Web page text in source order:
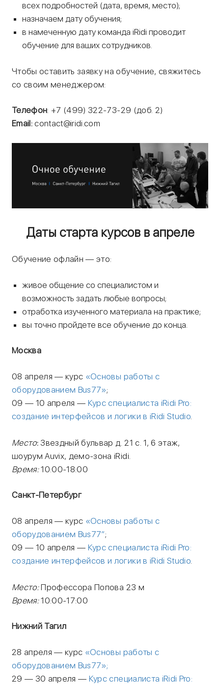
всех подробностей (дата, время, место);
назначаем дату обучения;
в намеченную дату команда iRidi проводит
обучение для ваших сотрудников.
Чтобы оставить заявку на обучение, свяжитесь
со своим менеджером:
Телефон: +7 (499) 322-73-29 (доб. 2)
Email: contact@iridi.com
Даты старта курсов в апреле
Обучение офлайн — это:
живое общение со специалистом и
возможность задать любые вопросы;
отработка изученного материала на практике;
вы точно пройдете все обучение до конца.
Москва
08 апреля — курс «Основы работы с
оборудованием Bus77»;
09 — 10 апреля — Курс специалиста iRidi Pro:
создание интерфейсов и логики в iRidi Studio.
Место: Звездный бульвар д. 21 с. 1, 6 этаж,
шоурум Auvix, демо-зона iRidi.
Время:10:00-18:00
Санкт-Петербург
08 апреля — курс «Основы работы с
оборудованием Bus77″;
09 — 10 апреля — Курсспециалиста iRidi Pro:
создание интерфейсов и логики в iRidi Studio.
Место:Профессора Попова 23 м
Время:10:00-17:00
Нижний Тагил
28 апреля — курс «Основы работы с
оборудованием Bus77»;
29 — 30 апреля — Курс специалиста iRidi Pro: